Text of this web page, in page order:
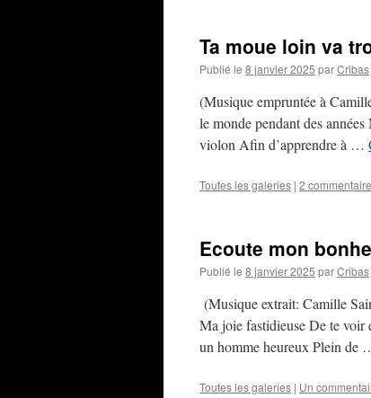
Ta moue loin va
Publié le 8 janvier 2025 parCribas
(Musique empruntée à
le monde pendant des
violon Afin d’apprendre à …
Toutes les galeries | 2
Ecoute mon
Publié le 8 janvier 2025 parCribas
(Musique extrait: Camille
Ma joie fastidieuse De te
un homme heureux Plein de
Toutes les galeries | Un